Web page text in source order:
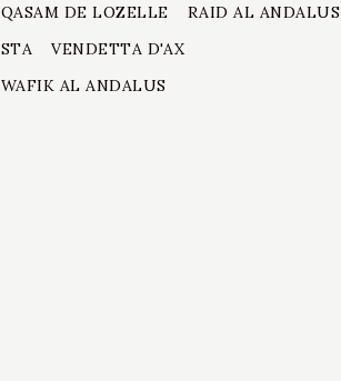
QASAM DE LOZELLE
RAID AL ANDALUS
STA
VENDETTA D'AX
WAFIK AL ANDALUS